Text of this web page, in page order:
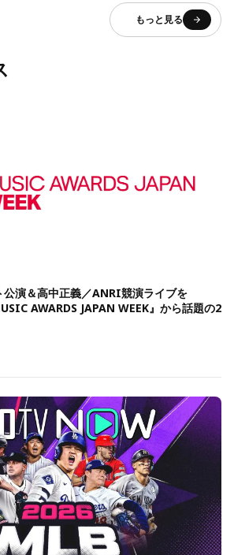
もっと見る
公演＆高中正義／ANRI競演ライブを
AWARDS JAPAN WEEK』から話題の2